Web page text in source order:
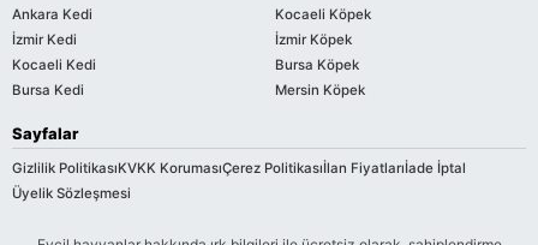
Ankara Kedi
İzmir Kedi
Kocaeli Kedi
Bursa Kedi
Kocaeli Köpek
İzmir Köpek
Bursa Köpek
Mersin Köpek
Sayfalar
Gizlilik PolitikasıKVKK KorumasıÇerez Politikasıİlan Fiyatlarıİade İptal
Üyelik Sözleşmesi